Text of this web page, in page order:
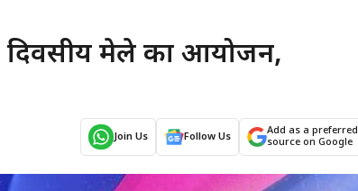
दिवसीय मेले का आयोजन,
Join Us Follow Us
Add as a preferred
source on Google